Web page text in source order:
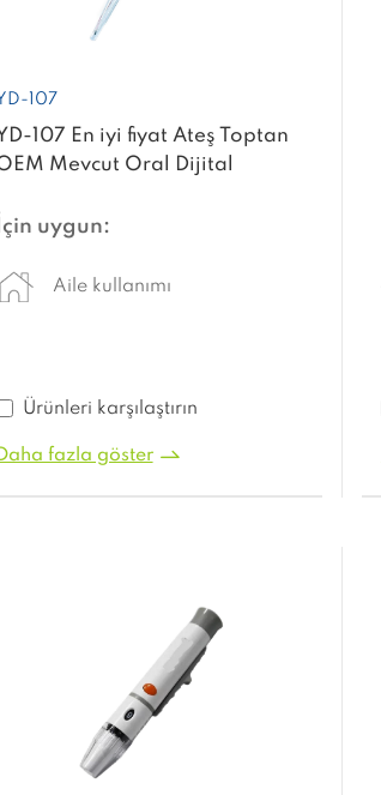
107
107 En iyi fiyat Ateş Toptan
Mevcut Oral Dijital
İçin uygun:
Aile kullanımı
Ürünleri karşılaştırın
fazla göster